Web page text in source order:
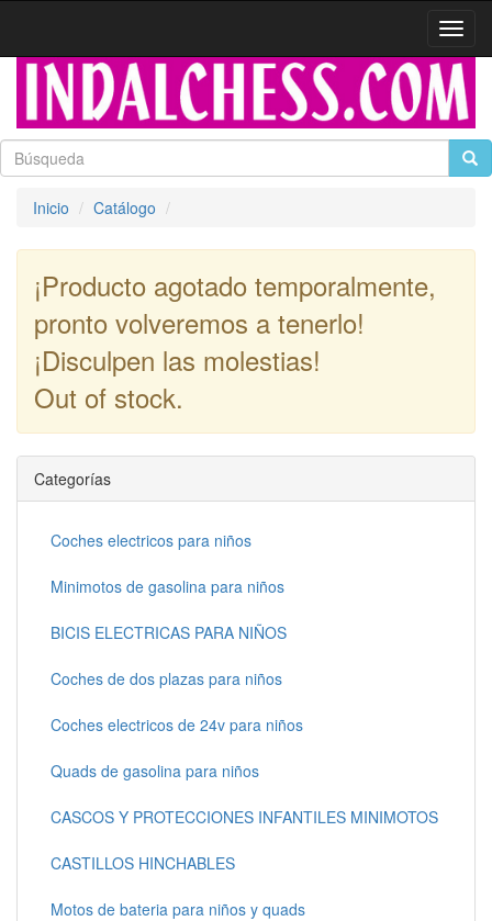
Inicio Catálogo
¡Producto agotado temporalmente,
pronto volveremos a tenerlo!
¡Disculpen las molestias!
Out of stock.
Categorías
Coches electricos para niños
Minimotos de gasolina para niños
BICIS ELECTRICAS PARA NIÑOS
Coches de dos plazas para niños
Coches electricos de 24v para niños
Quads de gasolina para niños
CASCOS Y PROTECCIONES INFANTILES MINIMOTOS
CASTILLOS HINCHABLES
Motos de bateria para niños y quads